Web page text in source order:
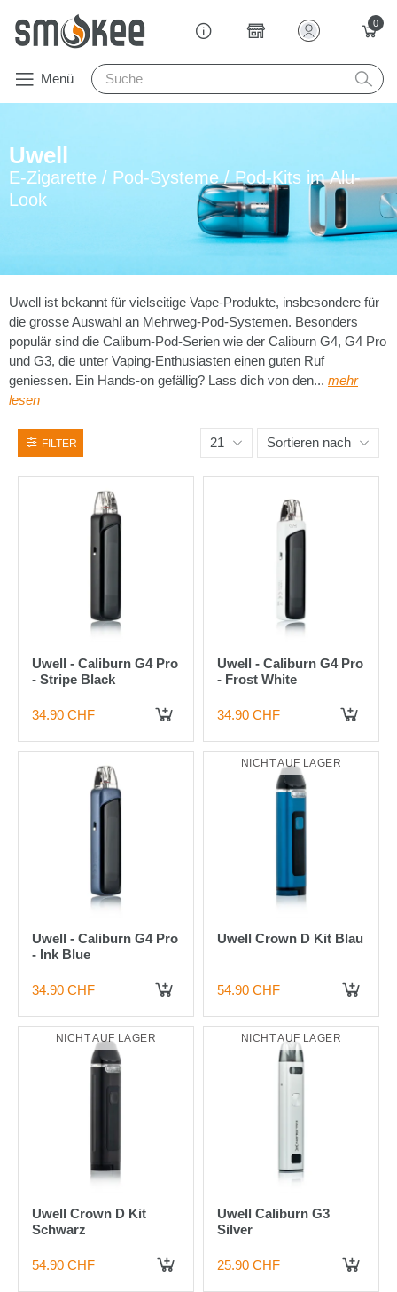
0
Menü
Uwell
E-Zigarette / Pod-Systeme / Pod-Kits im Alu-
Look
Uwell ist bekannt für vielseitige Vape-Produkte, insbesondere für
die grosse Auswahl an Mehrweg-Pod-Systemen. Besonders
populär sind die Caliburn-Pod-Serien wie der Caliburn G4, G4 Pro
und G3, die unter Vaping-Enthusiasten einen guten Ruf
geniessen. Ein Hands-on gefällig? Lass dich von den... mehr
lesen
FILTER 21 Sortieren nach
Uwell - Caliburn G4 Pro
- Stripe Black
34.90 CHF
Uwell - Caliburn G4 Pro
- Frost White
34.90 CHF
Uwell - Caliburn G4 Pro
- Ink Blue
34.90 CHF
NICHT AUF LAGER
Uwell Crown D Kit Blau
54.90 CHF
NICHT AUF LAGER
Uwell Crown D Kit
Schwarz
54.90 CHF
NICHT AUF LAGER
Uwell Caliburn G3
Silver
25.90 CHF